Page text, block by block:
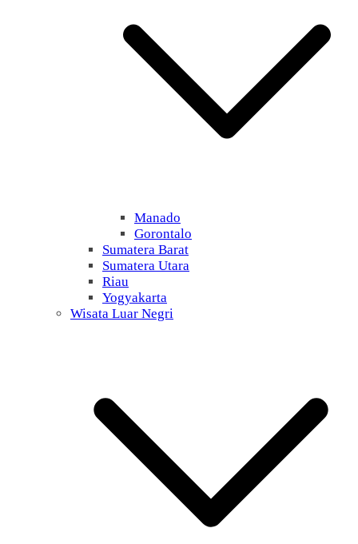
Manado
Gorontalo
Sumatera Barat
Sumatera Utara
Riau
Yogyakarta
Wisata Luar Negri